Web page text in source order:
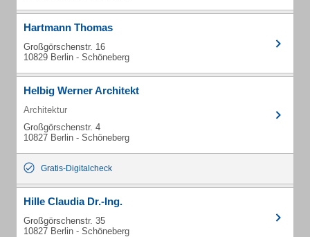
Hartmann Thomas
Großgörschenstr. 16
10829 Berlin - Schöneberg
Helbig Werner Architekt
Architektur
Großgörschenstr. 4
10827 Berlin - Schöneberg
Gratis-Digitalcheck
Hille Claudia Dr.-Ing.
Großgörschenstr. 35
10827 Berlin - Schöneberg